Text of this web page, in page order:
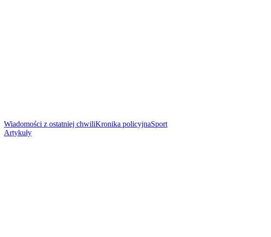
Wiadomości z ostatniej chwiliKronika policyjnaSport
Artykuły